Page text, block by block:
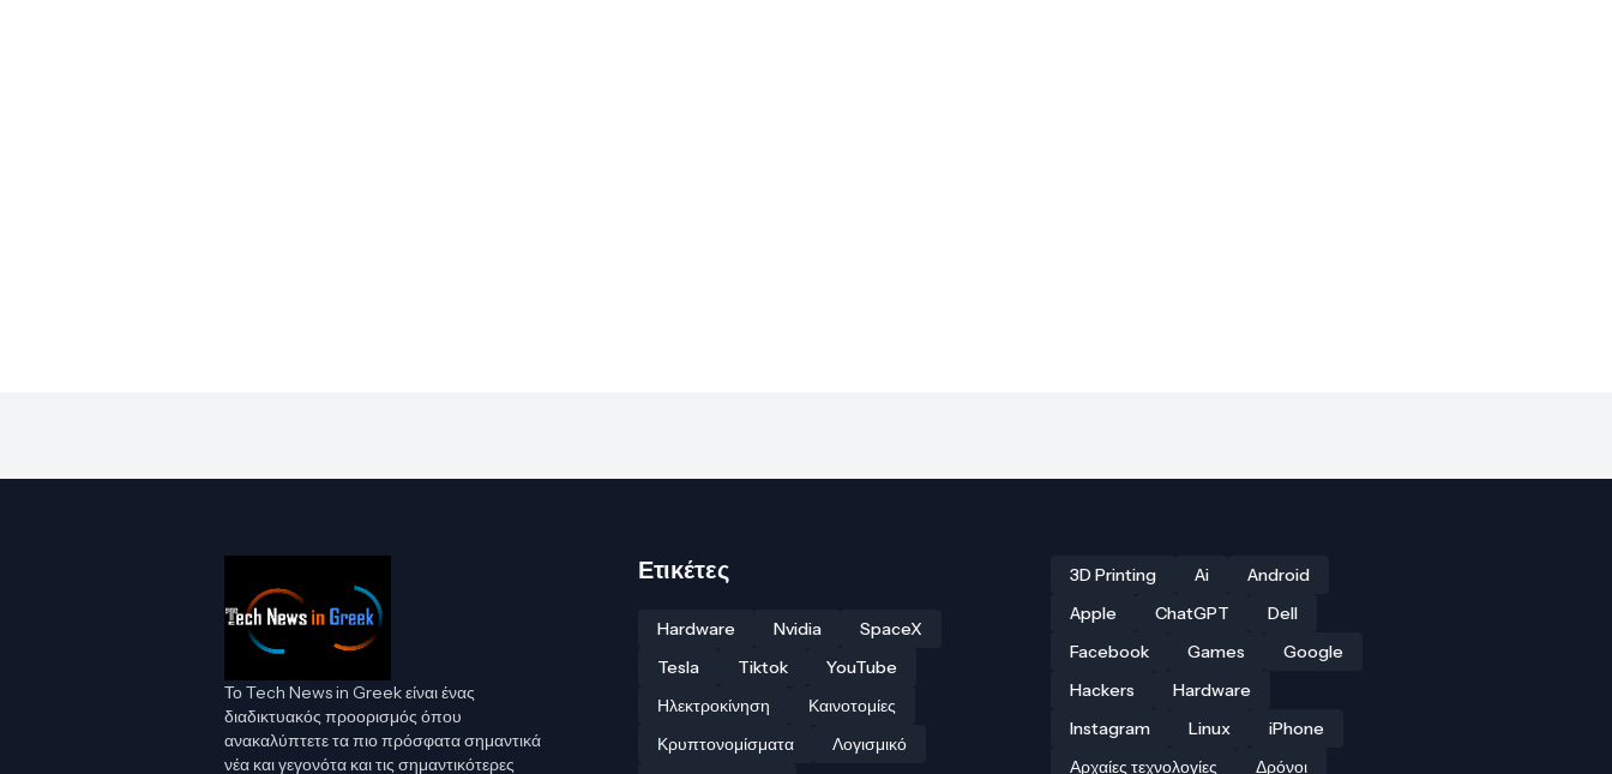
Το Tech News in Greek είναι ένας
διαδικτυακός προορισμός όπου
ανακαλύπτετε τα πιο πρόσφατα σημαντικά
νέα και γεγονότα και τις σημαντικότερες
Ετικέτες
Hardware Nvidia
SpaceX
Tesla
Tiktok
YouTube
Ηλεκτροκίνηση
Καινοτομίες
Κρυπτονομίσματα
Λογισμικό
3D Printing Ai
Android
Apple
ChatGPT
Dell
Facebook
Games
Google
Hackers
Hardware
Instagram
Linux
iPhone
Αρχαίες τεχνολογίες
Δρόνοι